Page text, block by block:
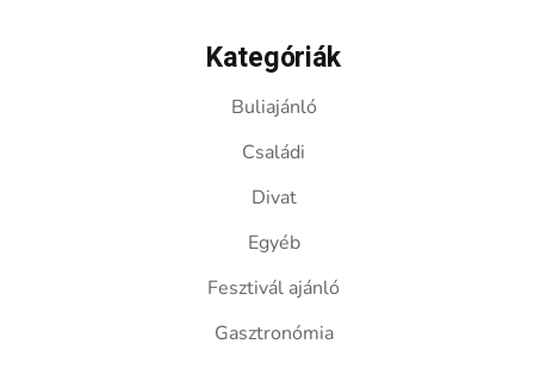
Kategóriák
Buliajánló
Családi
Divat
Egyéb
Fesztivál ajánló
Gasztronómia